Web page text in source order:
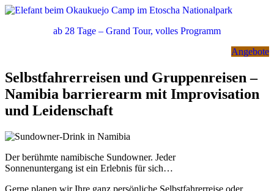
ab 28 Tage – Grand Tour, volles Programm
Angebote
Selbstfahrerreisen und Gruppenreisen –
Namibia barrierearm mit Improvisation
und Leidenschaft
Der berühmte namibische Sundowner. Jeder
Sonnenuntergang ist ein Erlebnis für sich…
Gerne planen wir Ihre ganz persönliche Selbstfahrerreise oder